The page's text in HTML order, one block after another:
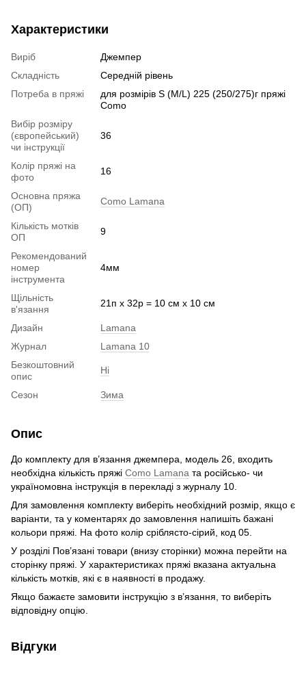
Характеристики
Виріб
Джемпер
Складність
Середній рівень
Потреба в пряжі
для розмірів S (M/L) 225 (250/275)г пряжі
Como
Вибір розміру
(європейський)
чи інструкції
36
Колір пряжі на
фото
16
Основна пряжа
(ОП)
Como Lamana
Кількість мотків
ОП
9
Рекомендований
номер
інструмента
4мм
Щільність
в'язання
21п х 32р = 10 см х 10 см
Дизайн
Lamana
Журнал
Lamana 10
Безкоштовний
опис
Ні
Сезон Зима
Опис
До комплекту для в’язання джемпера, модель 26, входить
необхідна кількість пряжі Como Lamana та російсько- чи
україномовна інструкція в перекладі з журналу 10.
Для замовлення комплекту виберіть необхідний розмір, якщо є
варіанти, та у коментарях до замовлення напишіть бажані
кольори пряжі. На фото колір сріблясто-сірий, код 05.
У розділі Пов’язані товари (внизу сторінки) можна перейти на
сторінку пряжі. У характеристиках пряжі вказана актуальна
кількість мотків, які є в наявності в продажу.
Якщо бажаєте замовити інструкцію з в’язання, то виберіть
відповідну опцію.
Відгуки